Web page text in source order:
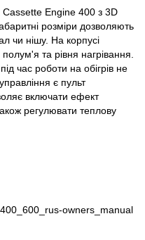
Cassette Engine 400 з 3D
розміри дозволяють
чи нішу. На корпусі
та рівня нагрівання.
час роботи на обігрів не
є пульт
включати ефект
регулювати теплову
owners_manual